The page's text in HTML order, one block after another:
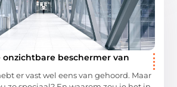
onzichtbare beschermer van
er vast wel eens van gehoord. Maar